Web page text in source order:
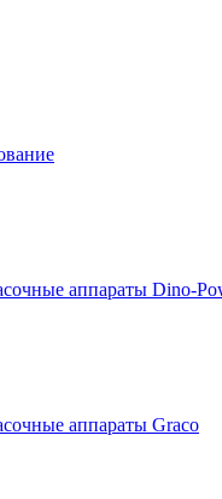
аппараты Dino-
аппараты Graco